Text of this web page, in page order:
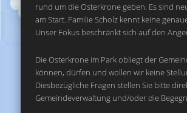
rund um die Osterkrone geben. Es sind
am Start. Familie Scholz kennt keine
Unser Fokus beschränkt sich auf den
Die Osterkrone im Park obliegt der
können, dürfen und wollen wir keine
Diesbezügliche Fragen stellen Sie bitte
Gemeindeverwaltung und/oder die